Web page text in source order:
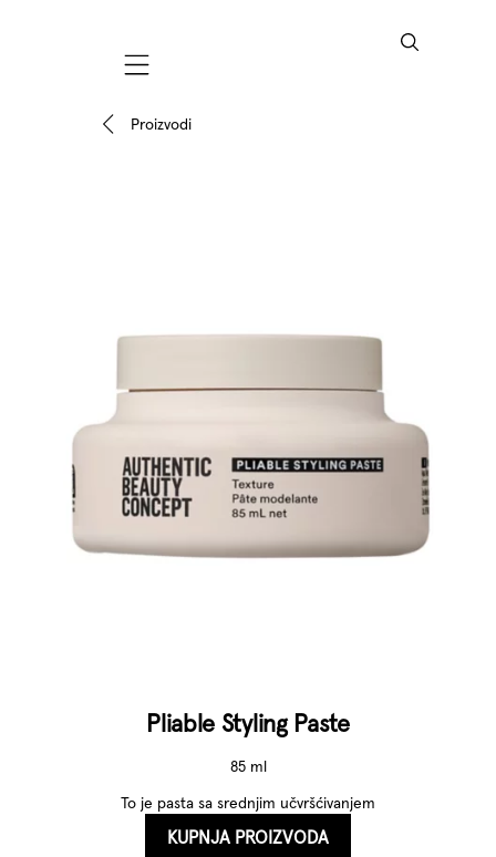
Mobile navigation
Proizvodi
Pliable Styling Paste
85 ml
To je pasta sa srednjim učvršćivanjem
KUPNJA PROIZVODA